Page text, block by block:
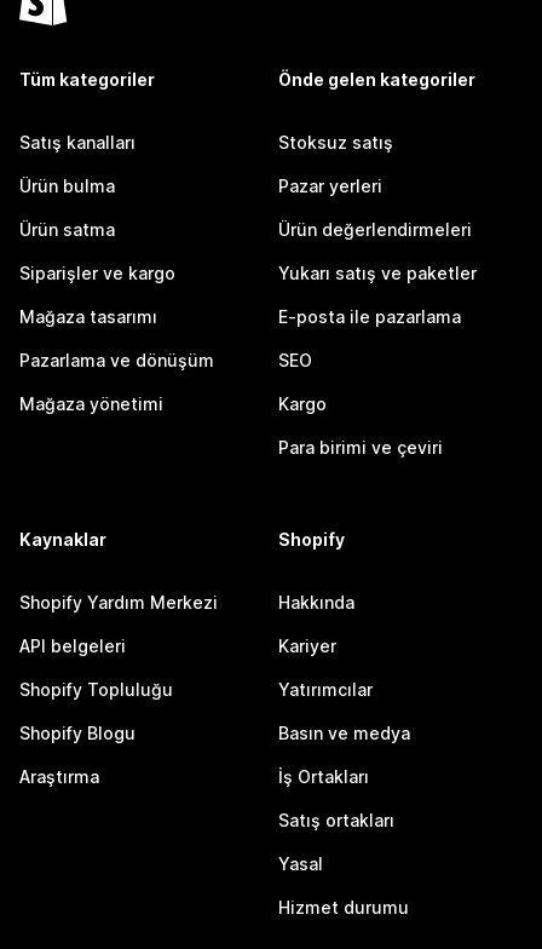
Tüm kategoriler
Satış kanalları
Ürün bulma
Ürün satma
Siparişler ve kargo
Mağaza tasarımı
Pazarlama ve dönüşüm
Mağaza yönetimi
Önde gelen kategoriler
Stoksuz satış
Pazar yerleri
Ürün değerlendirmeleri
Yukarı satış ve paketler
E-posta ile pazarlama
SEO
Kargo
Para birimi ve çeviri
Kaynaklar
Shopify Yardım Merkezi
API belgeleri
Shopify Topluluğu
Shopify Blogu
Araştırma
Shopify
Hakkında
Kariyer
Yatırımcılar
Basın ve medya
İş Ortakları
Satış ortakları
Yasal
Hizmet durumu